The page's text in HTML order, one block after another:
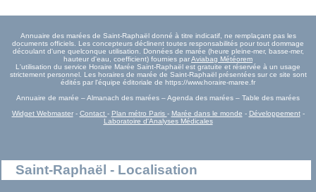
Annuaire des marées de Saint-Raphaël donné à titre indicatif, ne remplaçant pas les
documents officiels. Les concepteurs déclinent toutes responsabilités pour tout dommage
découlant d'une quelconque utilisation. Données de marée (heure pleine-mer, basse-mer,
hauteur d'eau, coefficient) fournies parAviabag Météorem
L'utilisation du service Horaire Marée Saint-Raphaël est gratuite et réservée à un usage
strictement personnel. Les horaires de marée de Saint-Raphaël présentées sur ce site sont
édités par l'équipe éditoriale de https://www.horaire-maree.fr
Annuaire de marée – Almanach des marées – Agenda des marées – Table des marées
Widget Webmaster- Contact - Plan métro Paris - Marée dans le monde - Développement-
Laboratoire d'Analyses Médicales
Saint-Raphaël - Localisation